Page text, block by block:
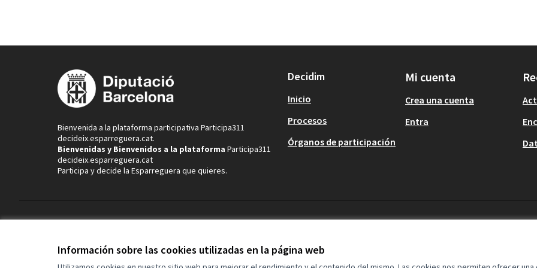
Información sobre las cookies utilizadas en la página web
Bienvenida a la plataforma participativa Participa311
decideix.esparreguera.cat.
Bienvenidas y Bienvenidos a la plataforma Participa311
decideix.esparreguera.cat
Participa y decide la Esparreguera que quieres.
Decidim
Inicio
Procesos
Órganos de participación
Mi cuenta
Crea una cuenta
Entra